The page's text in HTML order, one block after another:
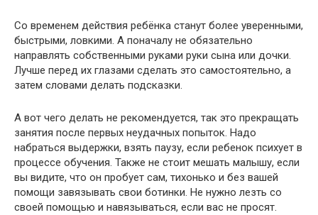
Со временем действия ребёнка станут более уверенными,
быстрыми, ловкими. А поначалу не обязательно
направлять собственными руками руки сына или дочки.
Лучше перед их глазами сделать это самостоятельно, а
затем словами делать подсказки.
А вот чего делать не рекомендуется, так это прекращать
занятия после первых неудачных попыток. Надо
набраться выдержки, взять паузу, если ребенок психует в
процессе обучения. Также не стоит мешать малышу, если
вы видите, что он пробует сам, тихонько и без вашей
помощи завязывать свои ботинки. Не нужно лезть со
своей помощью и навязываться, если вас не просят.